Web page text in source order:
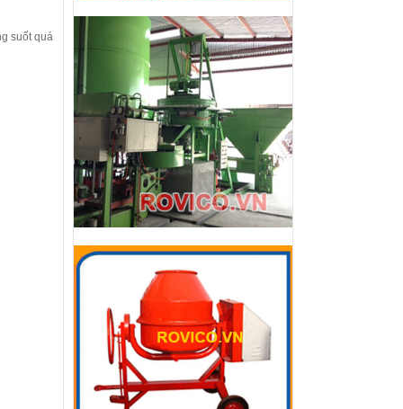
suốt quá